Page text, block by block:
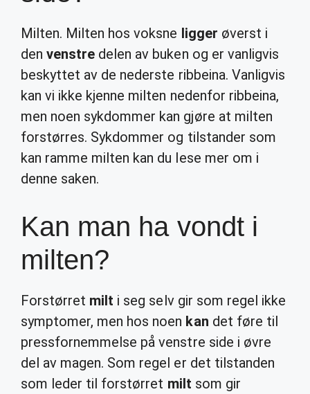
Milten. Milten hos voksne ligger øverst i
denvenstre delen av buken og er vanligvis
beskyttet av de nederste ribbeina. Vanligvis
kan vi ikke kjenne milten nedenfor ribbeina,
men noen sykdommer kan gjøre at milten
forstørres. Sykdommer og tilstander som
kan ramme milten kan du lese mer om i
denne saken.
Kan man ha vondt i
milten?
Forstørret milt i seg selv gir som regel ikke
symptomer, men hos noen kan det føre til
pressfornemmelse på venstre side i øvre
del av magen. Som regel er det tilstanden
som leder til forstørret milt som gir